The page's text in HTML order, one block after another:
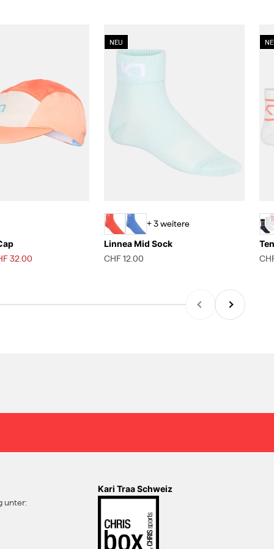
32.00
NEU
+ 3 weitere
Linnea Mid Sock
Angebot
CHF 12.00
Vor
unter:
Kari Traa Schweiz